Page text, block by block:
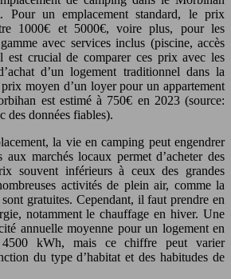
Pour un emplacement standard, le prix
1000€ et 5000€, voire plus, pour les
avec services inclus (piscine, accès
crucial de comparer ces prix avec les
d’un logement traditionnel dans la
moyen d’un loyer pour un appartement
est estimé à 750€ en 2023 (source:
des données fiables).
la vie en camping peut engendrer
aux marchés locaux permet d’acheter des
souvent inférieurs à ceux des grandes
activités de plein air, comme la
gratuites. Cependant, il faut prendre en
notamment le chauffage en hiver. Une
annuelle moyenne pour un logement en
4500 kWh, mais ce chiffre peut varier
du type d’habitat et des habitudes de